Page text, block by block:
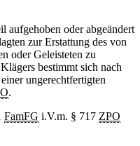
aufgehoben oder abgeändert
zur Erstattung des von
oder Geleisteten zu
bestimmt sich nach
ungerechtfertigten
.
FamFG i.V.m. § 717 ZPO